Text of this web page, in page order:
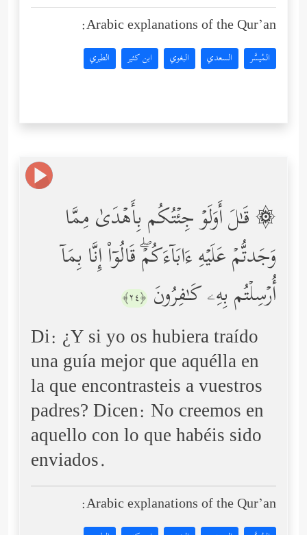
Arabic explanations of the Qur’an:
المُيسَّر السعدي البغوي ابن كثير الطبري
۞ قَـٰلَ أَوَلَوۡ جِئۡتُكُم بِأَهۡدَىٰ مِمَّا
وَجَدتُّمۡ عَلَیۡهِ ءَابَاۤءَكُمۡۖ قَالُوۤاْ إِنَّا بِمَاۤ
أُرۡسِلۡتُم بِهِۦ كَـٰفِرُونَ ﴿٢٤﴾
Di: ¿Y si yo os hubiera traído
una guía mejor que aquélla en
la que encontrasteis a vuestros
padres? Dicen: No creemos en
aquello con lo que habéis sido
enviados.
Arabic explanations of the Qur’an: